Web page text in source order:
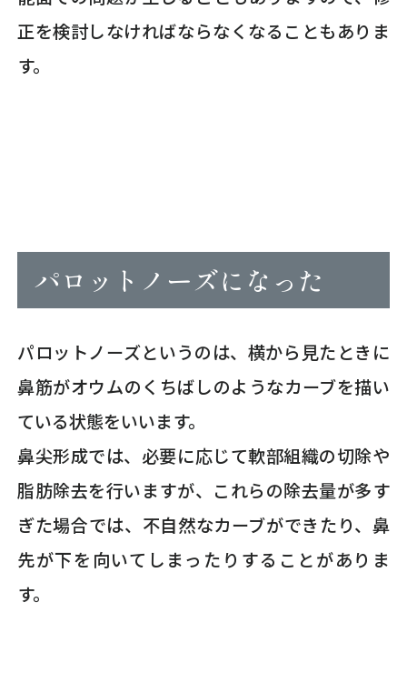
正を検討しなければならなくなることもありま
す。
パロットノーズになった
パロットノーズというのは、横から見たときに
鼻筋がオウムのくちばしのようなカーブを描い
ている状態をいいます。
鼻尖形成では、必要に応じて軟部組織の切除や
脂肪除去を行いますが、これらの除去量が多す
ぎた場合では、不自然なカーブができたり、鼻
先が下を向いてしまったりすることがありま
す。